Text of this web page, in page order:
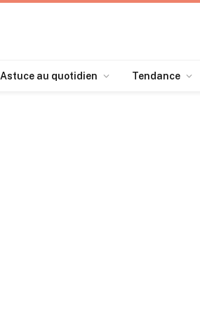
Astuce au quotidien Tendance